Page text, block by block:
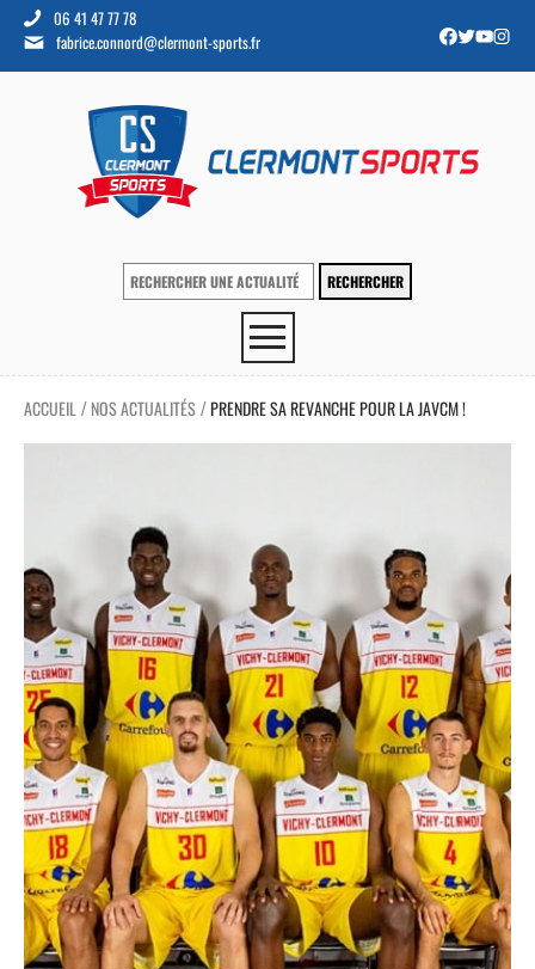
06 41 47 77 78
fabrice.connord@clermont-sports.fr
ACCUEIL / NOS ACTUALITÉS /PRENDRE SA REVANCHE POUR LA JAVCM !